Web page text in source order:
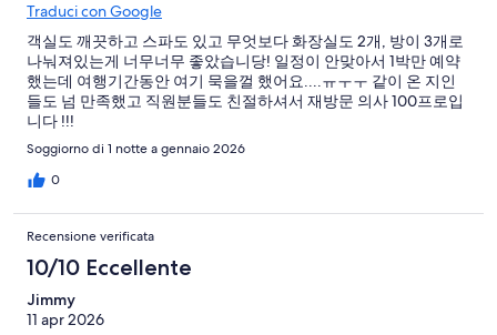
Traduci con Google
객실도 깨끗하고 스파도 있고 무엇보다 화장실도 2개, 방이 3개로
나눠져있는게 너무너무 좋았습니당! 일정이 안맞아서 1박만 예약
했는데 여행기간동안 여기 묵을껄 했어요....ㅠㅜㅜ 같이 온 지인
들도 넘 만족했고 직원분들도 친절하셔서 재방문 의사 100프로입
니다 !!!
Soggiorno di 1 notte a gennaio 2026
0
Recensione verificata
10/10 Eccellente
Jimmy
11 apr 2026